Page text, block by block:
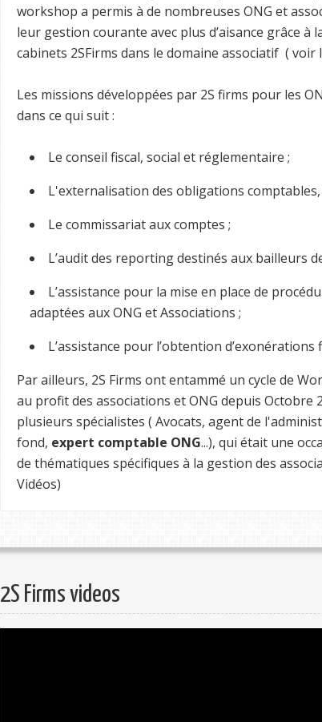
workshop a permis à de nombreuses ONG et
leur gestion courante avec plus d’aisance grâce à
cabinets 2SFirms dans le domaine associatif ( voir
Les missions développées par 2S firms pour les
dans ce qui suit :
Le conseil fiscal, social et réglementaire ;
L'externalisation des obligations comptables,
Le commissariat aux comptes ;
L’audit des reporting destinés aux bailleurs
L’assistance pour la mise en place de
adaptées aux ONG et Associations ;
L’assistance pour l’obtention d’exonérations
Par ailleurs, 2S Firms ont entammé un cycle de
au profit des associations et ONG depuis Octobre
plusieurs spécialistes ( Avocats, agent de
fond, expert comptable ONG...), qui était une
de thématiques spécifiques à la gestion des
Vidéos)
2S Firms videos